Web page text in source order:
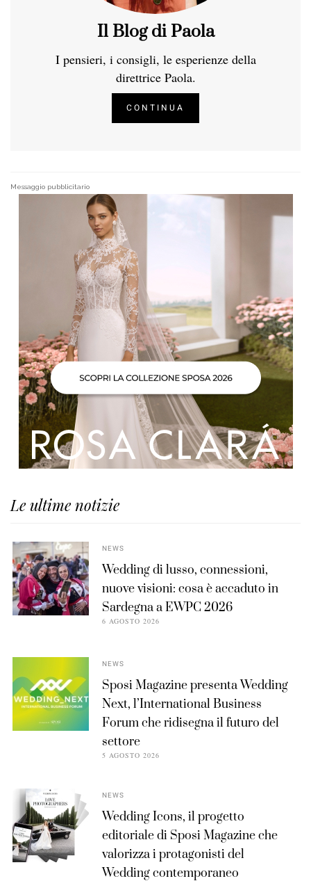
Il Blog di Paola
I pensieri, i consigli, le esperienze della
direttrice Paola.
CONTINUA
Messaggio pubblicitario
Le ultime notizie
NEWS
Wedding di lusso, connessioni,
nuove visioni: cosa è accaduto in
Sardegna a EWPC 2026
6 AGOSTO 2026
NEWS
Sposi Magazine presenta Wedding
Next, l’International Business
Forum che ridisegna il futuro del
settore
5 AGOSTO 2026
NEWS
Wedding Icons, il progetto
editoriale di Sposi Magazine che
valorizza i protagonisti del
Wedding contemporaneo